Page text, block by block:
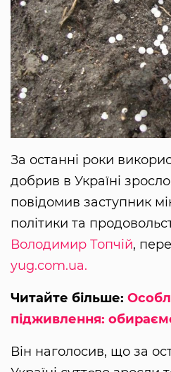
За останні роки
добрив в Україні
повідомив заступник
політики та
Володимир Топчій,
yug.com.ua.
Читайте більше:
підживлення:
Він наголосив, що за